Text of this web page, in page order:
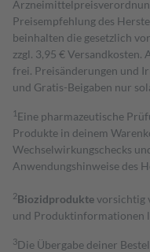
Preisempfehlung des
beinhalten die gesetzlich
zzgl. 3,95 €
frei. Preisänderungen und
und Gratis-Beigaben nur
1 Eine pharmazeutische
Produkte in deinem
Wechselwirkungschecks
Anwendungshinweise des
2Biozidproduktevorsichtig
und Produktinformationen
3Die Übergabe deiner